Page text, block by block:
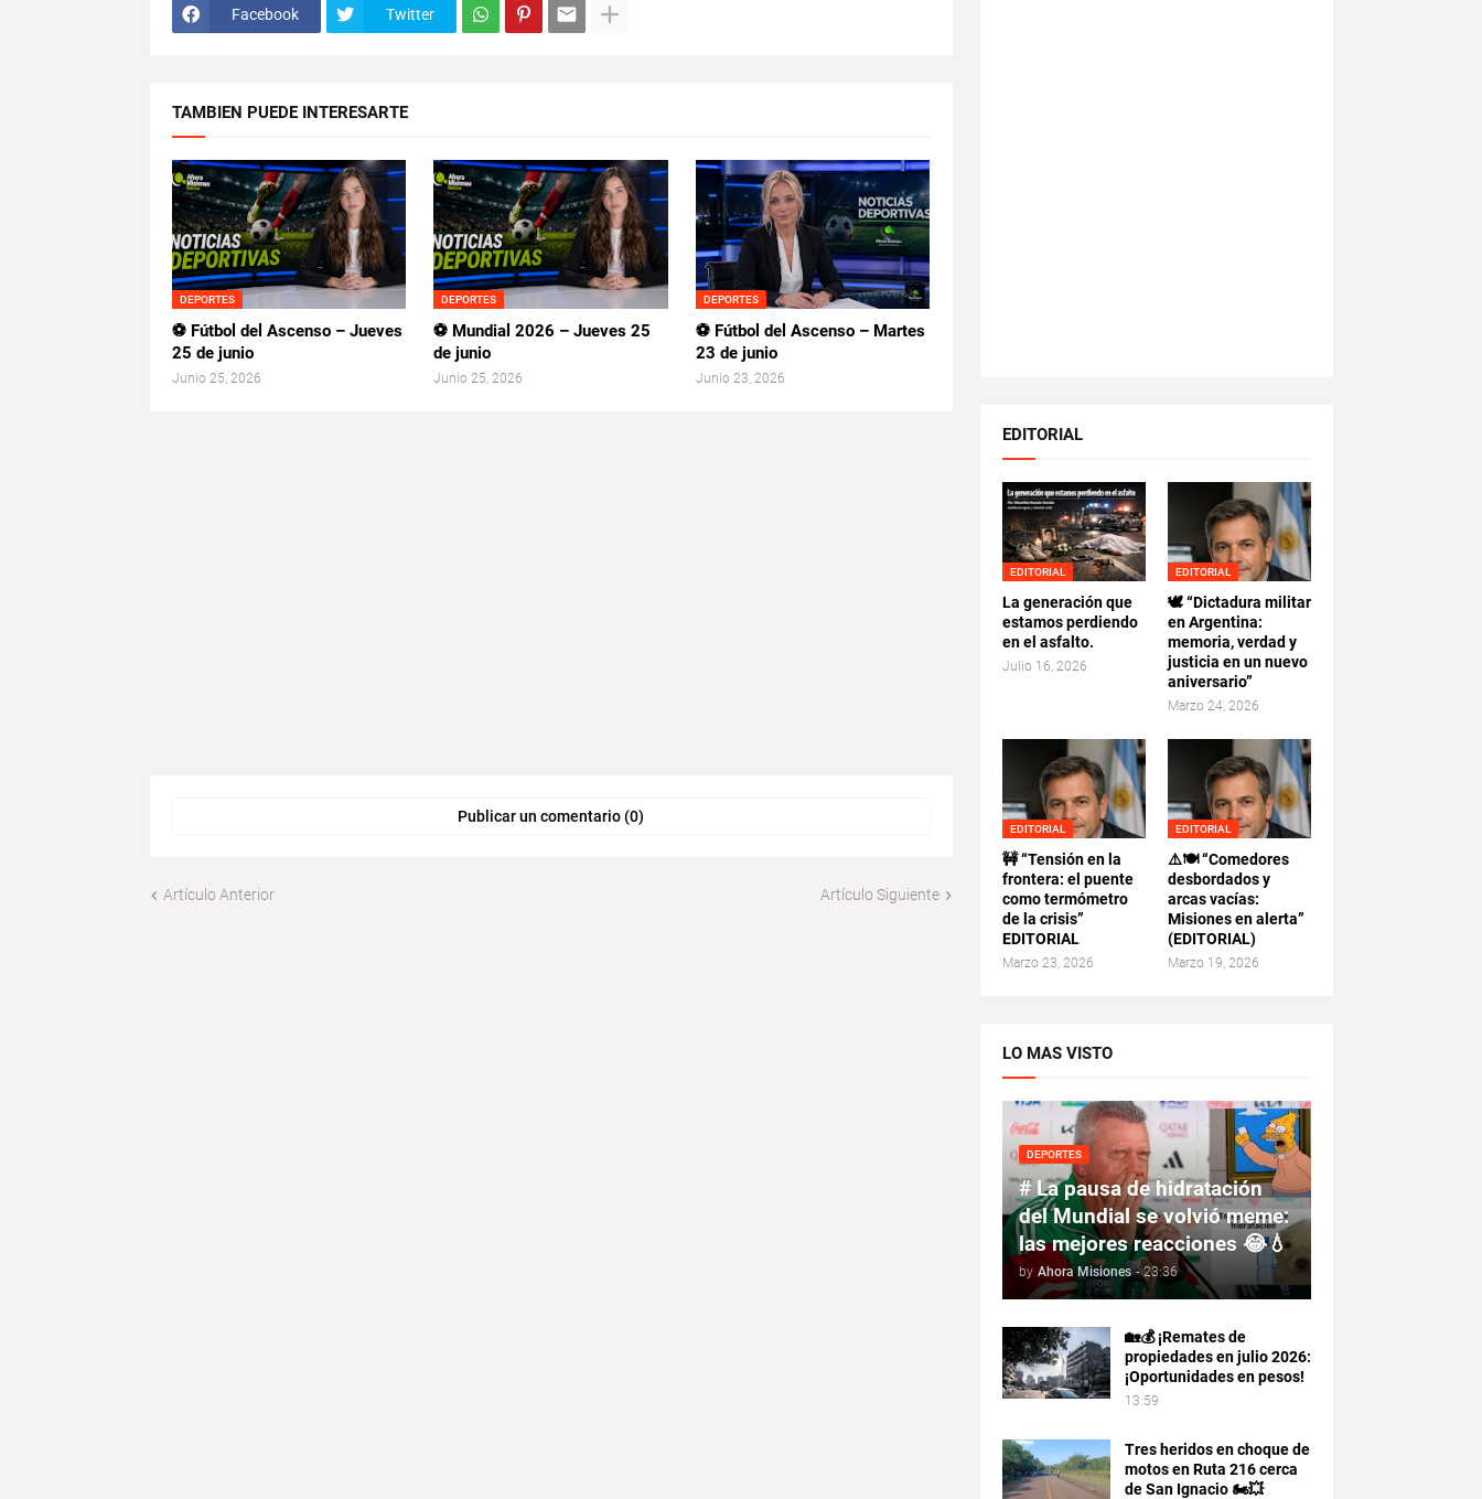
Facebook Twitter
TAMBIEN PUEDE INTERESARTE
DEPORTES
⚽ Fútbol del Ascenso – Jueves
25 de junio
Junio 25, 2026
DEPORTES
⚽ Mundial 2026 – Jueves 25
de junio
Junio 25, 2026
DEPORTES
⚽ Fútbol del Ascenso – Martes
23 de junio
Junio 23, 2026
Publicar un comentario (0)
Artículo Anterior Artículo Siguiente
EDITORIAL
EDITORIAL
La generación que
estamos perdiendo
en el asfalto.
Julio 16, 2026
EDITORIAL
🕊️ “Dictadura militar
en Argentina:
memoria, verdad y
justicia en un nuevo
aniversario”
Marzo 24, 2026
EDITORIAL
🚧 “Tensión en la
frontera: el puente
como termómetro
de la crisis”
EDITORIAL
Marzo 23, 2026
EDITORIAL
⚠️🍽️ “Comedores
desbordados y
arcas vacías:
Misiones en alerta”
(EDITORIAL)
Marzo 19, 2026
LO MAS VISTO
DEPORTES
# La pausa de hidratación
del Mundial se volvió meme:
las mejores reacciones 😂💧
by Ahora Misiones - 23:36
🏡💰 ¡Remates de
propiedades en julio 2026:
¡Oportunidades en pesos!
13:59
Tres heridos en choque de
motos en Ruta 216 cerca
de San Ignacio 🏍️💥